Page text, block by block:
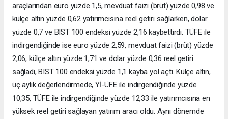
araçlarından euro yüzde 1,5, mevduat faizi (brüt) yüzde 0,98 ve
külçe altın yüzde 0,62 yatırımcısına reel getiri sağlarken, dolar
yüzde 0,7 ve BIST 100 endeksi yüzde 2,16 kaybettirdi. TÜFE ile
indirgendiğinde ise euro yüzde 2,59, mevduat faizi (brüt) yüzde
2,06, külçe altın yüzde 1,71 ve dolar yüzde 0,36 reel getiri
sağladı, BIST 100 endeksi yüzde 1,1 kayba yol açtı. Külçe altın,
üç aylık değerlendirmede, Yİ-ÜFE ile indirgendiğinde yüzde
10,35, TÜFE ile indirgendiğinde yüzde 12,33 ile yatırımcısına en
yüksek reel getiri sağlayan yatırım aracı oldu. Aynı dönemde